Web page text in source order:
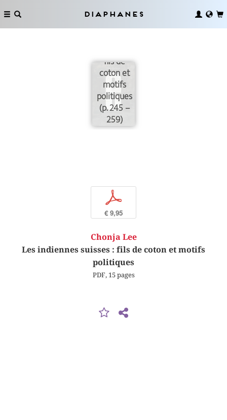
Diaphanes
Les
fils de
coton et
motifs
politiques
(p. 245 –
259)
p
€ 9,95
Chonja Lee
Les indiennes suisses : fils de coton et motifs
politiques
PDF, 15 pages